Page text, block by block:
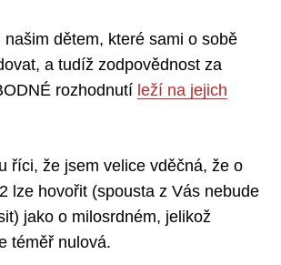
dětem, které sami o sobě
a tudíž zodpovědnost za
rozhodnutí leží na jejich
říci, že jsem velice vděčná, že o
lze hovořit (spousta z Vás nebude
jako o milosrdném, jelikož
téměř nulová.